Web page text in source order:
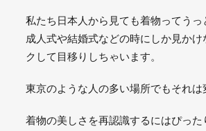
私たち日本人から見ても着物ってうっ
成人式や結婚式などの時にしか見か
クして目移りしちゃいます。
東京のような人の多い場所でもそれは
着物の美しさを再認識するにはぴっ